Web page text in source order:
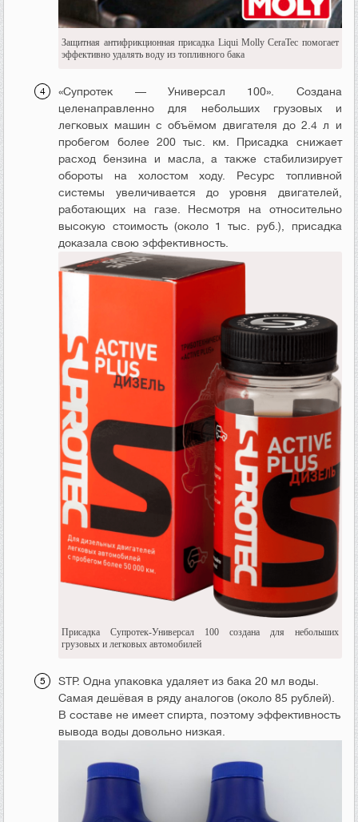
Защитная антифрикционная присадка Liqui Molly CeraTec помогает
эффективно удалять воду из топливного бака
«Супротек — Универсал 100». Создана
целенаправленно для небольших грузовых и
легковых машин с объёмом двигателя до 2.4 л и
пробегом более 200 тыс. км. Присадка снижает
расход бензина и масла, а также стабилизирует
обороты на холостом ходу. Ресурс топливной
системы увеличивается до уровня двигателей,
работающих на газе. Несмотря на относительно
высокую стоимость (около 1 тыс. руб.), присадка
доказала свою эффективность.
Присадка Супротек-Универсал 100 создана для небольших
грузовых и легковых автомобилей
STP. Одна упаковка удаляет из бака 20 мл воды.
Самая дешёвая в ряду аналогов (около 85 рублей).
В составе не имеет спирта, поэтому эффективность
вывода воды довольно низкая.